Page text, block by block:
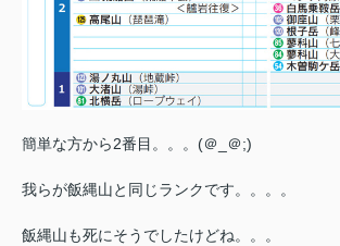
簡単な方から2番目。。。(＠_＠;)
我らが飯縄山と同じランクです。。。。
飯縄山も死にそうでしたけどね。。。